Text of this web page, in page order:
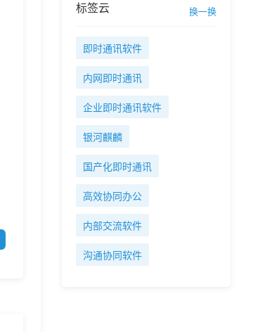
标签云 换一换
即时通讯软件
内网即时通讯
企业即时通讯软件
银河麒麟
国产化即时通讯
高效协同办公
内部交流软件
沟通协同软件